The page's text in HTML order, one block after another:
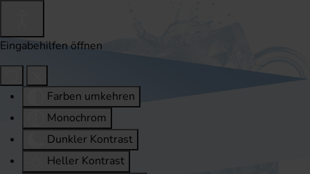
Eingabehilfen öffnen
Farben umkehren
Monochrom
Dunkler Kontrast
Heller Kontrast